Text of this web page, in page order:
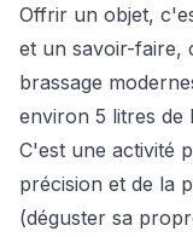
Offrir un objet,
et un savoir-faire,
brassage
environ 5 litres de
C'est une activité
précision et de la
(déguster sa